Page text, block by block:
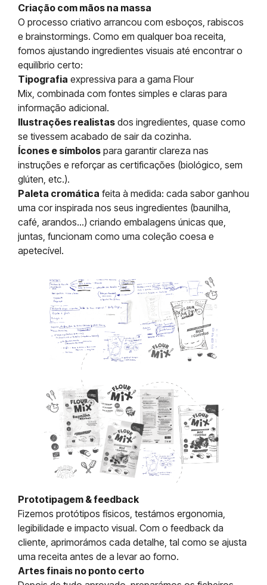
Criação com mãos na massa
O processo criativo arrancou com esboços, rabiscos
e brainstormings. Como em qualquer boa receita,
fomos ajustando ingredientes visuais até encontrar o
equilíbrio certo:
Tipografia expressiva para a gama Flour
Mix, combinada com fontes simples e claras para
informação adicional.
Ilustrações realistas dos ingredientes, quase como
se tivessem acabado de sair da cozinha.
Ícones e símbolos para garantir clareza nas
instruções e reforçar as certificações (biológico, sem
glúten, etc.).
Paleta cromática feita à medida: cada sabor ganhou
uma cor inspirada nos seus ingredientes (baunilha,
café, arandos…) criando embalagens únicas que,
juntas, funcionam como uma coleção coesa e
apetecível.
Prototipagem & feedback
Fizemos protótipos físicos, testámos ergonomia,
legibilidade e impacto visual. Com o feedback da
cliente, aprimorámos cada detalhe, tal como se ajusta
uma receita antes de a levar ao forno.
Artes finais no ponto certo